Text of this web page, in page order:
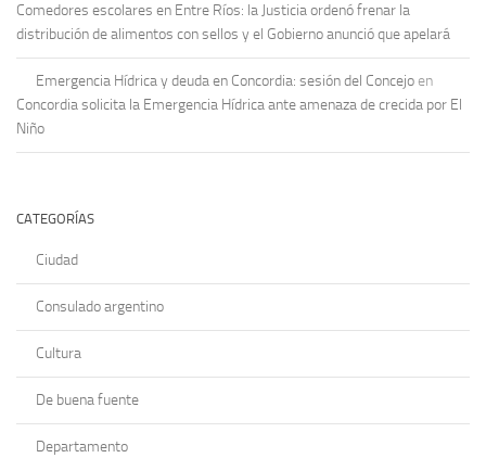
Comedores escolares en Entre Ríos: la Justicia ordenó frenar la
distribución de alimentos con sellos y el Gobierno anunció que apelará
Emergencia Hídrica y deuda en Concordia: sesión del Concejo en
Concordia solicita la Emergencia Hídrica ante amenaza de crecida por El
Niño
CATEGORÍAS
Ciudad
Consulado argentino
Cultura
De buena fuente
Departamento